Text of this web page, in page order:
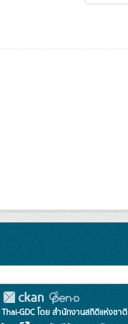
GDC โดย สำนักงานสถิติแห่งชาติ